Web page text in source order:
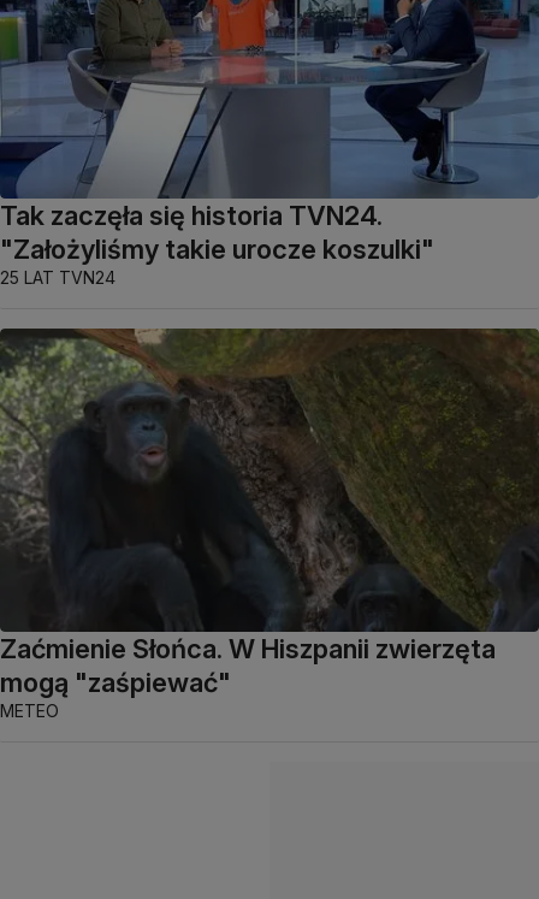
Tak zaczęła się historia TVN24.
"Założyliśmy takie urocze koszulki"
25 LAT TVN24
Zaćmienie Słońca. W Hiszpanii zwierzęta
mogą "zaśpiewać"
METEO